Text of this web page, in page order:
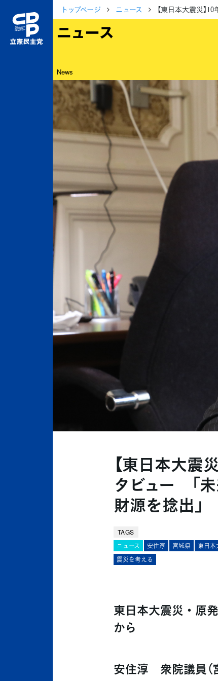
トップページ ニュース 【東日本大震災】
ニュース
News
【東日本大震
タビュー 「
財源を捻出」
TAGS
ニュース 安住淳 宮城県 東日
震災を考える
東日本大震災・原
から
安住淳 衆院議員（